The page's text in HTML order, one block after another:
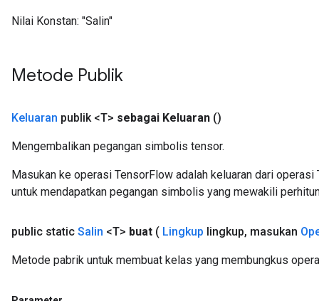
Nilai Konstan: "Salin"
Metode Publik
Keluaran publik <T> sebagai Keluaran ()
Mengembalikan pegangan simbolis tensor.
Masukan ke operasi TensorFlow adalah keluaran dari
untuk mendapatkan pegangan simbolis yang mewakili
public static Salin <T> buat ( Lingkup lingkup, masukan
Metode pabrik untuk membuat kelas yang membungkus